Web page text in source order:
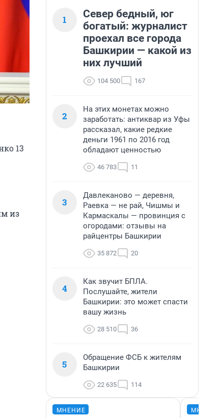
13
из
1
Север бедный, юг
богатый: журналист
проехал все города
Башкирии — какой из
них лучший
104 500 167
2
На этих монетах можно
заработать: антиквар из Уфы
рассказал, какие редкие
деньги 1961 по 2016 год
обладают ценностью
46 783 11
3
Давлеканово — деревня,
Раевка — не рай, Чишмы и
Кармаскалы — провинция с
огородами: отзывы на
райцентры Башкирии
35 872 20
4
Как звучит БПЛА.
Послушайте, жители
Башкирии: это может спасти
вашу жизнь
28 510 36
5
Обращение ФСБ к жителям
Башкирии
22 635 114
МНЕНИЕ